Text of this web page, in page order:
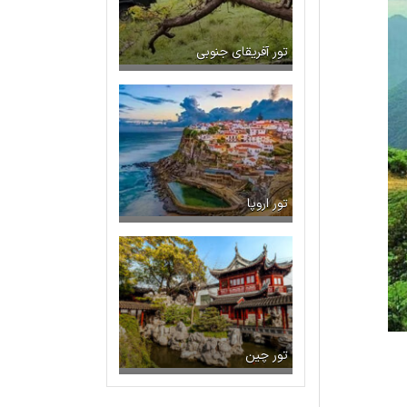
تور آفریقای جنوبی
تور اروپا
تور چین